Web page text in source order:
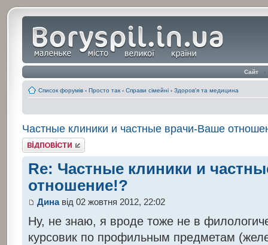
Сайт ‹
Список форумів ‹ Просто так ‹ Справи сімейні ‹ Здоров'я та медицина
Частные клиники и частные врачи-Ваше
Відповісти
Re: Частные клиники и
отношение!?
Динавід 02 жовтня 2012, 22:02
Ну, не знаю, я вроде тоже не в
курсовик по профильным предметам